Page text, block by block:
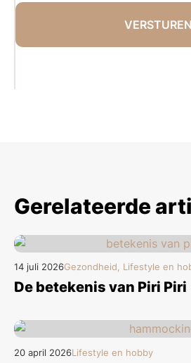
Gerelateerde
14 juli 2026Gezondheid, Lifestyle en
De betekenis van Piri Piri
20 april 2026Lifestyle en hobby